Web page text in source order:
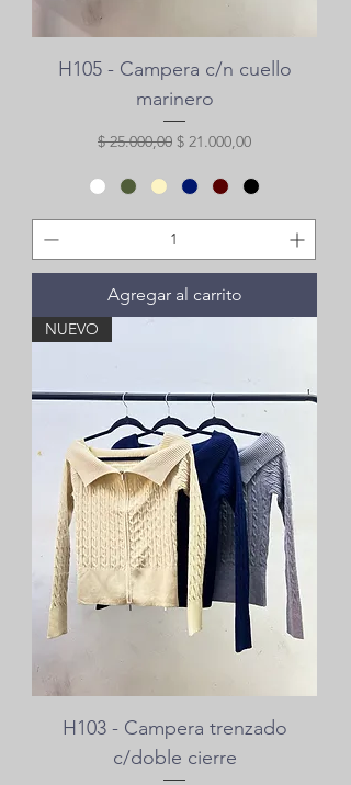
H105 - Campera c/n cuello
marinero
Precio
$ 25.000,00 Precio de oferta
$ 21.000,00
Agregar al carrito
NUEVO
H103 - Campera trenzado
c/doble cierre